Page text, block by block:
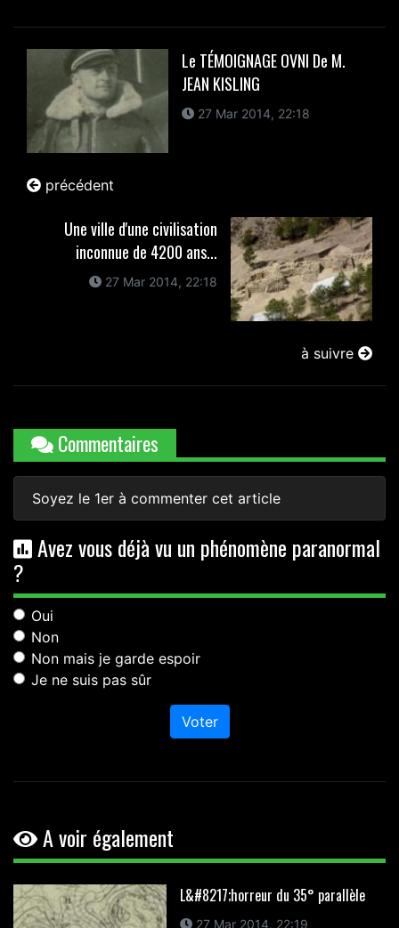
Le TÉMOIGNAGE OVNI De M.
JEAN KISLING
27 Mar 2014, 22:18
précédent
Une ville d'une civilisation
inconnue de 4200 ans...
27 Mar 2014, 22:18
à suivre
Commentaires
Soyez le 1er à commenter cet article
Avez vous déjà vu un phénomène paranormal
?
Oui
Non
Non mais je garde espoir
Je ne suis pas sûr
Voter
A voir également
L&#8217;horreur du 35° parallèle
27 Mar 2014, 22:19